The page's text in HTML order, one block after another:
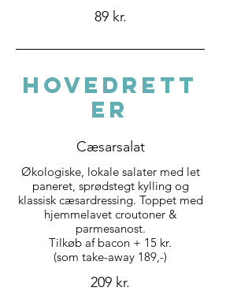
89 kr.
HOVEDRETT
ER
Cæsarsalat
Økologiske, lokale salater med let
paneret, sprødstegt kylling og
klassisk cæsardressing. Toppet med
hjemmelavet croutoner &
parmesanost.
Tilkøb af bacon + 15 kr.
209 kr.